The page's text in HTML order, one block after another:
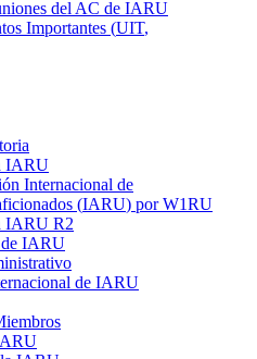
del AC de IARU
Importantes (UIT,
IARU
Internacional de
(IARU) porW1RU
IARU R2
IARU
de IARU